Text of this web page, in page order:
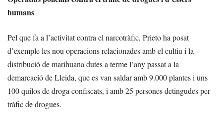
humans
Pel que fa a l’activitat contra el narcotràfic, Prieto ha posat
d’exemple les nou operacions relacionades amb el cultiu i la
distribució de marihuana dutes a terme l’any passat a la
demarcació de Lleida, que es van saldar amb 9.000 plantes i uns
100 quilos de droga confiscats, i amb 25 persones detingudes per
tràfic de drogues.